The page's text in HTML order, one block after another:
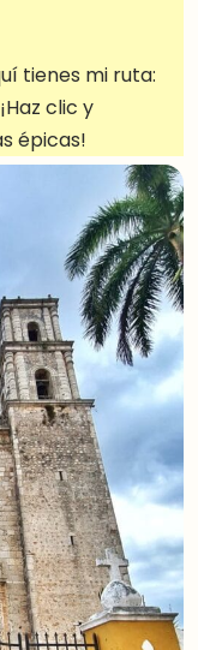
tienes mi ruta:
clic y
épicas!